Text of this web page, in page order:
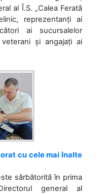
al Î.S. „Calea Ferată
reprezentanți ai
ai sucursalelor
și angajați ai
cu cele mai înalte
sărbătorită în prima
general al